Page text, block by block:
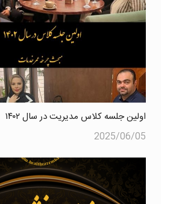
اولین جلسه کلاس مدیریت در سال ۱۴۰۲
2025/06/05